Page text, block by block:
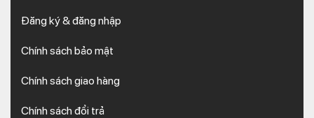
Đăng ký & đăng nhập
Chính sách bảo mật
Chính sách giao hàng
Chính sách đổi trả